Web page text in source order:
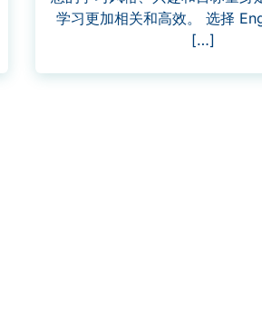
学习更加相关和高效。 选择
[…]